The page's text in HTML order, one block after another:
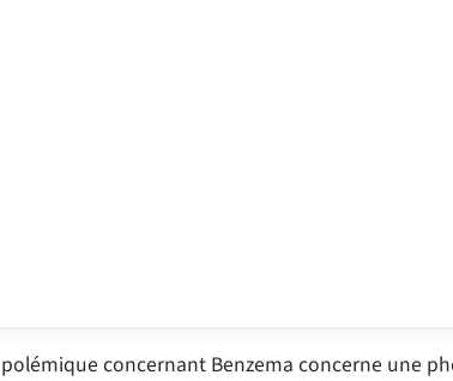
concernant Benzema concerne une